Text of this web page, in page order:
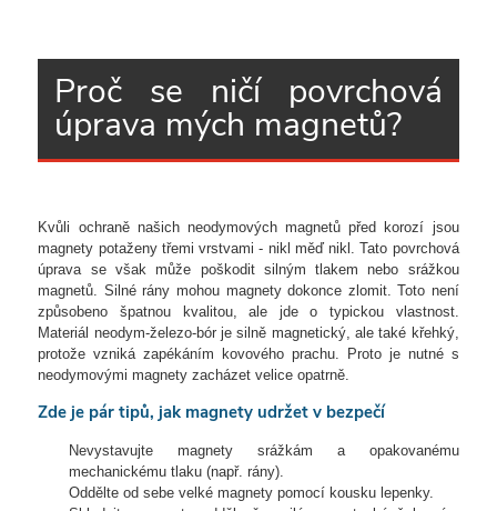
Proč se ničí povrchová
úprava mých magnetů?
Kvůli ochraně našich neodymových magnetů před korozí jsou
magnety potaženy třemi vrstvami - nikl měď nikl. Tato povrchová
úprava se však může poškodit silným tlakem nebo srážkou
magnetů. Silné rány mohou magnety dokonce zlomit. Toto není
způsobeno špatnou kvalitou, ale jde o typickou vlastnost.
Materiál neodym-železo-bór je silně magnetický, ale také křehký,
protože vzniká zapékáním kovového prachu. Proto je nutné s
neodymovými magnety zacházet velice opatrně.
Zde je pár tipů, jak magnety udržet v bezpečí
Nevystavujte magnety srážkám a opakovanému
mechanickému tlaku (např. rány).
Oddělte od sebe velké magnety pomocí kousku lepenky.